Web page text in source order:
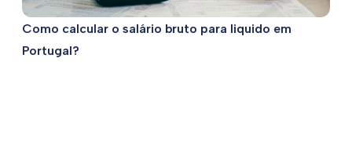
Como calcular o salário bruto para liquido em
Portugal?